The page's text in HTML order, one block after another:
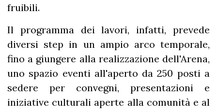
fruibili.
Il programma dei lavori, infatti, prevede
diversi step in un ampio arco temporale,
fino a giungere alla realizzazione dell'Arena,
uno spazio eventi all'aperto da 250 posti a
sedere per convegni, presentazioni e
iniziative culturali aperte alla comunità e al